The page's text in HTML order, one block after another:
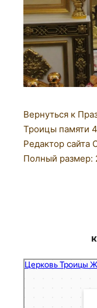
Вернуться к
Троицы памяти
Редактор сайта
Полный размер:
Церковь Троицы